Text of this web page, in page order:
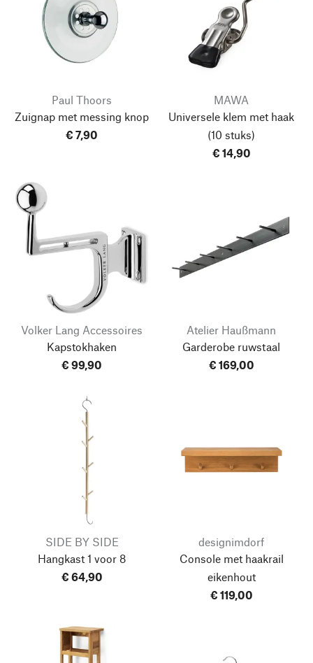
Paul Thoors
Zuignap met messing knop
€ 7,90
MAWA
Universele klem met haak
(10 stuks)
€ 14,90
Volker Lang Accessoires
Kapstokhaken
€ 99,90
Atelier Haußmann
Garderobe ruwstaal
€ 169,00
SIDE BY SIDE
Hangkast 1 voor 8
€ 64,90
designimdorf
Console met haakrail
eikenhout
€ 119,00